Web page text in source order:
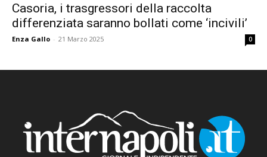
Casoria, i trasgressori della raccolta
differenziata saranno bollati come ‘incivili’
Enza Gallo - 21 Marzo 2025 0